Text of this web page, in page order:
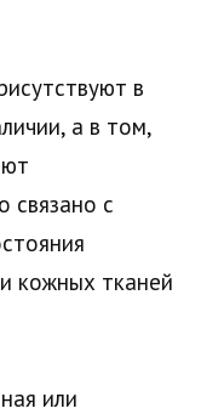
в
а в том,
связано с
кожных тканей
или